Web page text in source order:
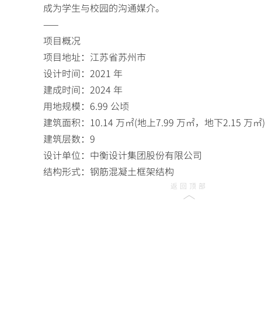
成为学生与校园的沟通媒介。
——
项目概况
项目地址：江苏省苏州市
设计时间：2021 年
建成时间：2024 年
用地规模：6.99 公顷
建筑面积：10.14 万㎡(地上7.99 万㎡，地下2.15 万㎡)
建筑层数：9
设计单位：中衡设计集团股份有限公司
结构形式：钢筋混凝土框架结构
返回顶部